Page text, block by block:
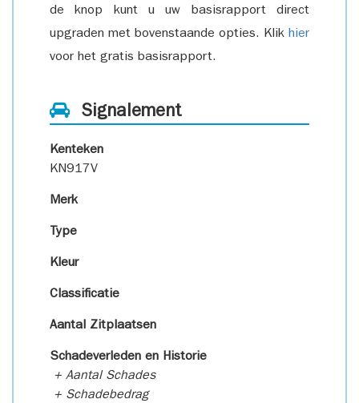
de knop kunt u uw basisrapport direct
upgraden met bovenstaande opties. Klik hier
voor het gratis basisrapport.
Signalement
Kenteken
KN917V
Merk
Type
Kleur
Classificatie
Aantal Zitplaatsen
Schadeverleden en Historie
+ Aantal Schades
+ Schadebedrag